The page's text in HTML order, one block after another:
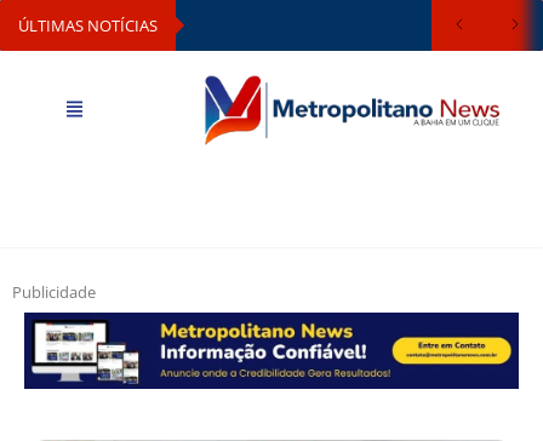
ÚLTIMAS NOTÍCIAS
Publicidade